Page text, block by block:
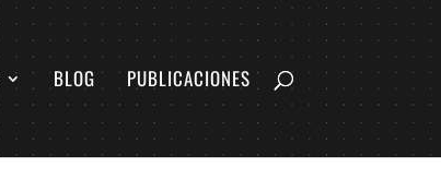
BLOG PUBLICACIONES